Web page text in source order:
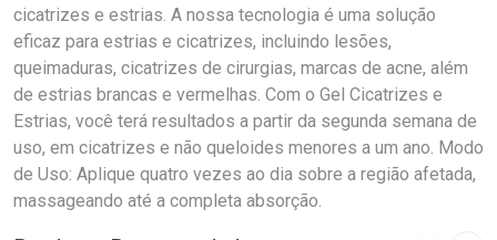
cicatrizes e estrias. A nossa tecnologia é uma solução
eficaz para estrias e cicatrizes, incluindo lesões,
queimaduras, cicatrizes de cirurgias, marcas de acne, além
de estrias brancas e vermelhas. Com o Gel Cicatrizes e
Estrias, você terá resultados a partir da segunda semana de
uso, em cicatrizes e não queloides menores a um ano. Modo
de Uso: Aplique quatro vezes ao dia sobre a região afetada,
massageando até a completa absorção.